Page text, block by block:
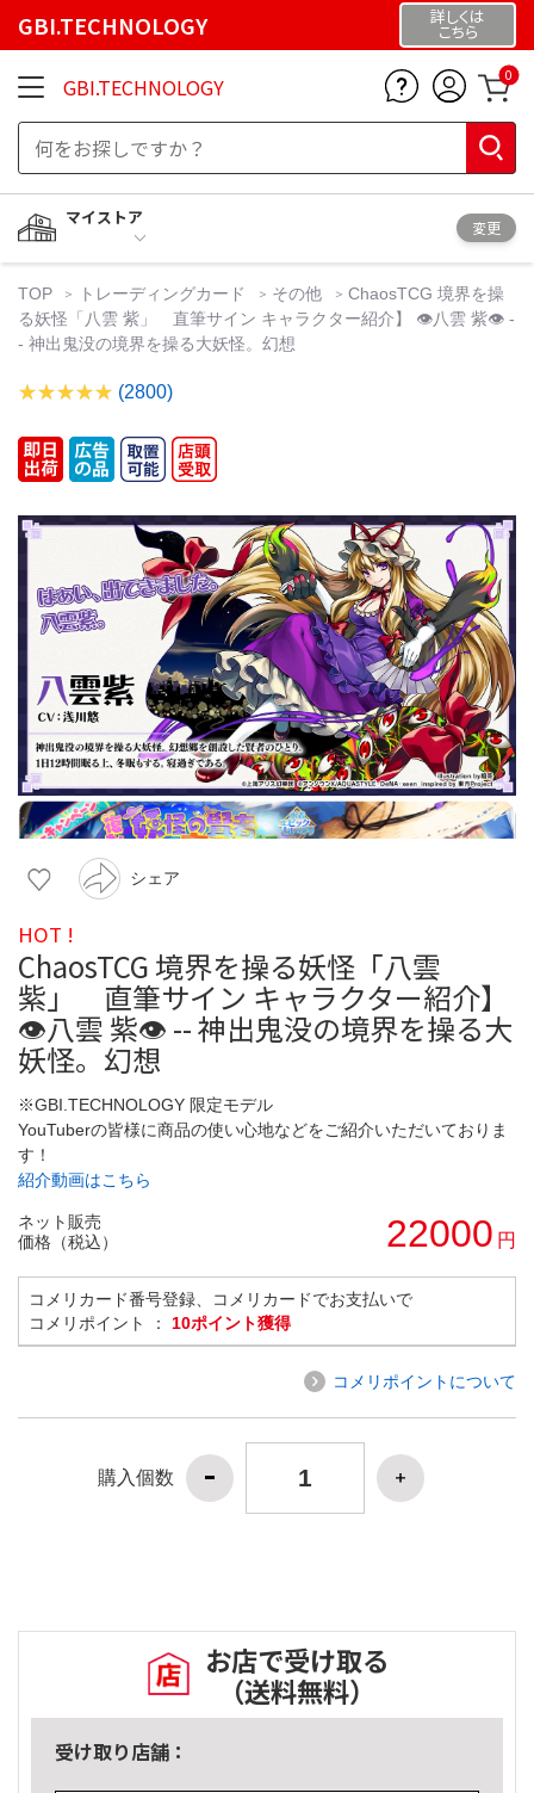
GBI.TECHNOLOGY 詳しくは
こちら
GBI.TECHNOLOGY 0
マイストア
変更
TOP トレーディングカード その他
ChaosTCG 境界を操
る妖怪「八雲 紫」 直筆サイン キャラクター紹介】 👁八雲 紫👁 -
- 神出鬼没の境界を操る大妖怪。幻想
(2800)
シェア
HOT !
ChaosTCG 境界を操る妖怪「八雲
紫」 直筆サイン キャラクター紹介】
👁八雲 紫👁 -- 神出鬼没の境界を操る大
妖怪。幻想
※GBI.TECHNOLOGY 限定モデル
YouTuberの皆様に商品の使い心地などをご紹介いただいておりま
す！
紹介動画はこちら
ネット販売
価格（税込）
22000 円
コメリカード番号登録、コメリカードでお支払いで
コメリポイント ： 10ポイント獲得
コメリポイントについて
購入個数
お店で受け取る
（送料無料）
受け取り店舗：